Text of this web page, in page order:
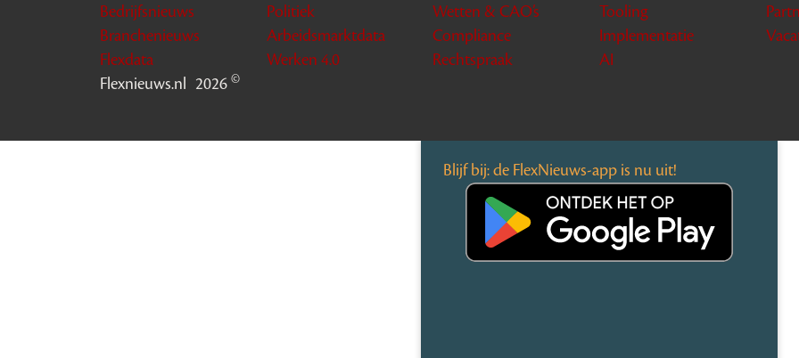
Bedrijfsnieuws
Branchenieuws
Flexdata
Politiek
Arbeidsmarktdata
Werken 4.0
Wetten & CAO’s
Compliance
Rechtspraak
Tooling
Implementatie
AI
Flexnieuws.nl 2026 ©
Blijf bij: de FlexNieuws-app is nu uit!